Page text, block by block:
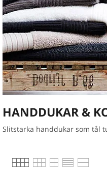
HANDDUKAR &
Slitstarka handdukar som tål